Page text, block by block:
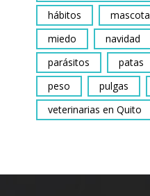
hábitos
mascota
miedo
navidad
parásitos
patas
peso
pulgas
veterinarias en Quito